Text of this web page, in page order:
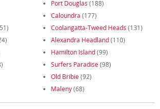
Port Douglas (188)
Caloundra (177)
Coolangatta-Tweed Heads (131)
Alexandra Headland(110)
Hamilton Island(99)
Surfers Paradise(98)
Old Bribie(92)
Maleny(68)